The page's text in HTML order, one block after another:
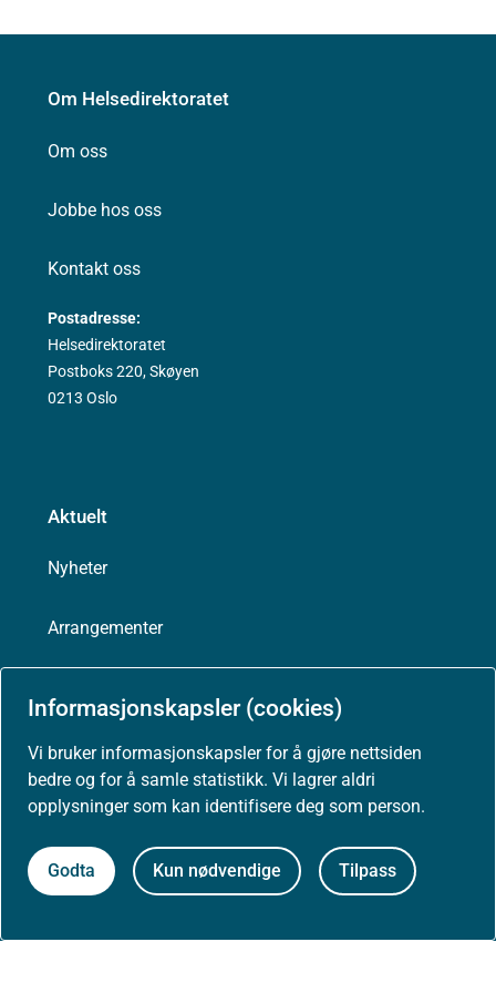
Informasjonskapsler (cookies)
Vi bruker informasjonskapsler for å gjøre nettsiden
bedre og for å samle statistikk. Vi lagrer aldri
opplysninger som kan identifisere deg som person.
Godta Kun nødvendige Tilpass
Om Helsedirektoratet
Om oss
Jobbe hos oss
Kontakt oss
Postadresse:
Helsedirektoratet
Postboks 220, Skøyen
0213 Oslo
Aktuelt
Nyheter
Arrangementer
Presse
Om nettstedet